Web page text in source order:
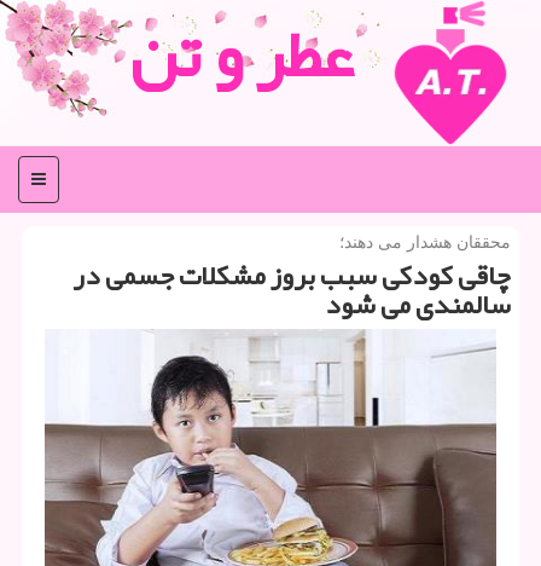
عطر و تن
منو
محققان هشدار می دهند؛
چاقی كودكی سبب بروز مشكلات جسمی در
سالمندی می شود